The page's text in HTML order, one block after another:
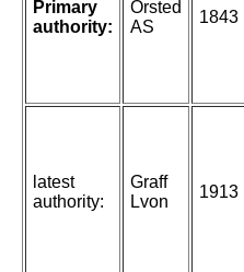
Primary
authority:
Örsted
AS
1843
latest
authority:
Graff
Lvon
1913